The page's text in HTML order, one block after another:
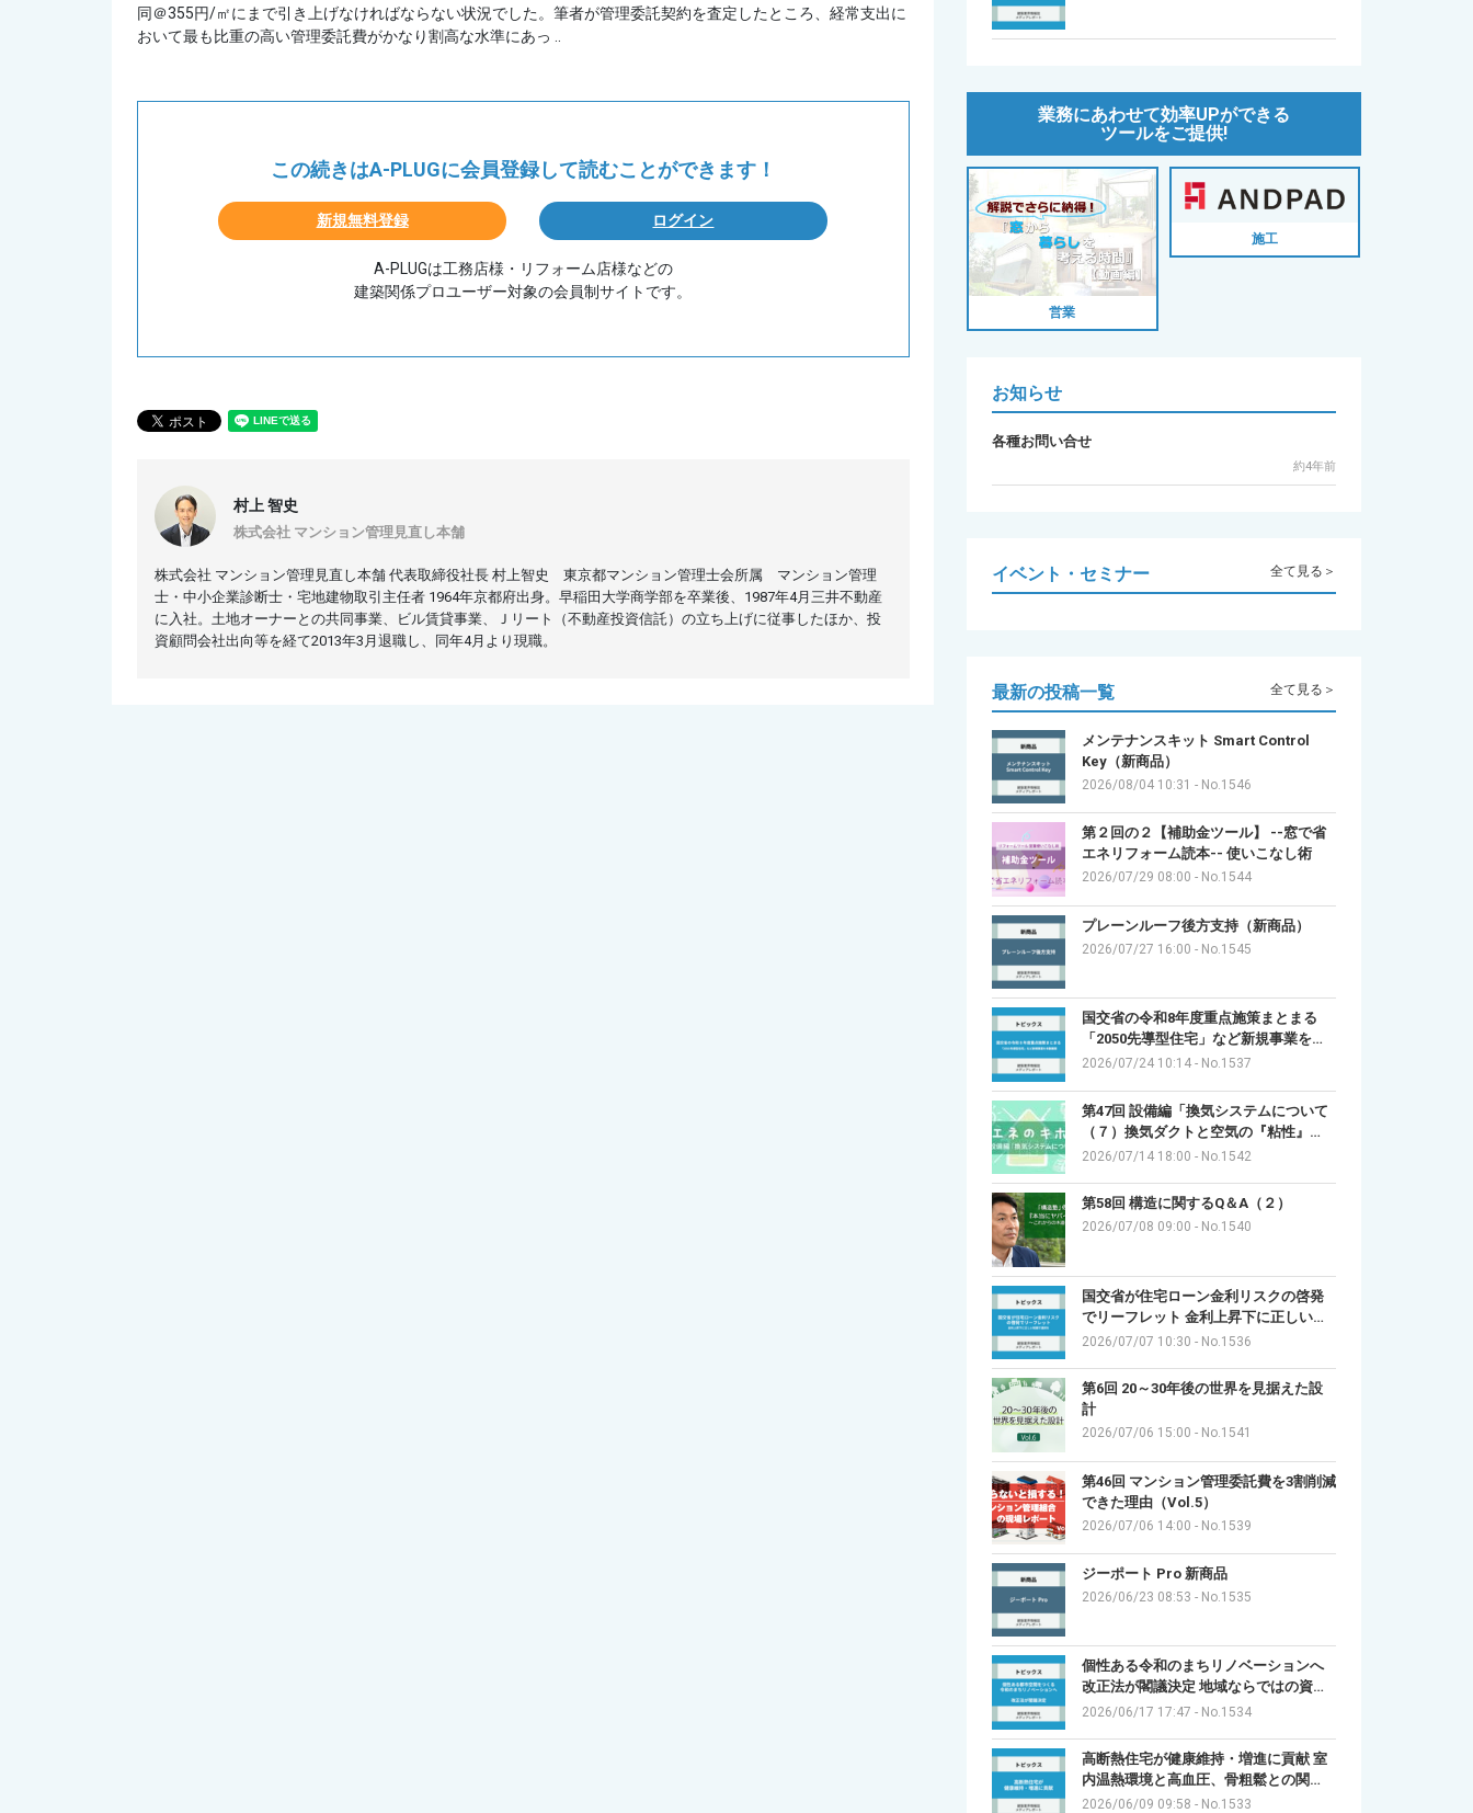
同＠355円/㎡にまで引き上げなければならない状況でした。筆者が管理委託契約を査定したところ、経常支出に
おいて最も比重の高い管理委託費がかなり割高な水準にあっ ..
この続きはA-PLUGに会員登録して読むことができます！
新規無料登録 ログイン
A-PLUGは工務店様・リフォーム店様などの
建築関係プロユーザー対象の会員制サイトです。
村上 智史
株式会社 マンション管理見直し本舗
株式会社 マンション管理見直し本舗 代表取締役社長 村上智史 東京都マンション管理士会所属 マンション管理
士・中小企業診断士・宅地建物取引主任者 1964年京都府出身。早稲田大学商学部を卒業後、1987年4月三井不動産
に入社。土地オーナーとの共同事業、ビル賃貸事業、Ｊリート（不動産投資信託）の立ち上げに従事したほか、投
資顧問会社出向等を経て2013年3月退職し、同年4月より現職。
業務にあわせて効率UPができる
ツールをご提供!
営業
施工
お知らせ
各種お問い合せ
約4年前
イベント・セミナー 全て見る＞
最新の投稿一覧 全て見る＞
メンテナンスキット Smart Control
Key（新商品）
2026/08/04 10:31 - No.1546
第２回の２【補助金ツール】 --窓で省
エネリフォーム読本-- 使いこなし術
2026/07/29 08:00 - No.1544
プレーンルーフ後方支持（新商品）
2026/07/27 16:00 - No.1545
国交省の令和8年度重点施策まとまる
「2050先導型住宅」など新規事業を…
2026/07/24 10:14- No.1537
第47回 設備編「換気システムについて
（７）換気ダクトと空気の『粘性』…
2026/07/14 18:00 - No.1542
第58回 構造に関するQ＆A（２）
2026/07/08 09:00 - No.1540
国交省が住宅ローン金利リスクの啓発
でリーフレット 金利上昇下に正しい…
2026/07/07 10:30 - No.1536
第6回 20～30年後の世界を見据えた設
計
2026/07/06 15:00 - No.1541
第46回 マンション管理委託費を3割削減
できた理由（Vol.5）
2026/07/06 14:00 - No.1539
ジーポート Pro 新商品
2026/06/23 08:53 - No.1535
個性ある令和のまちリノベーションへ
改正法が閣議決定 地域ならではの資…
2026/06/17 17:47 - No.1534
高断熱住宅が健康維持・増進に貢献 室
内温熱環境と高血圧、骨粗鬆との関…
2026/06/09 09:58 - No.1533